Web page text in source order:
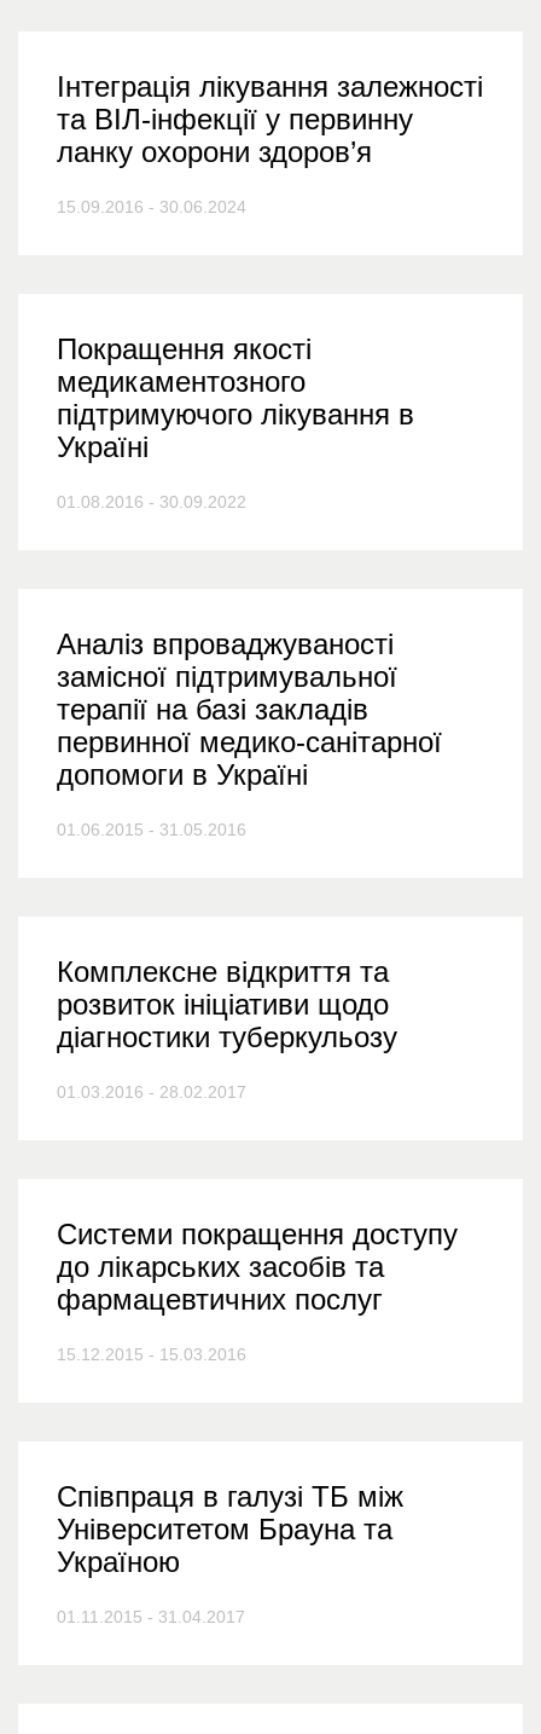
Інтеграція лікування залежності
та ВІЛ-інфекції у первинну
ланку охорони здоров’я
15.09.2016 - 30.06.2024
Покращення якості
медикаментозного
підтримуючого лікування в
Україні
01.08.2016 - 30.09.2022
Аналіз впроваджуваності
замісної підтримувальної
терапії на базі закладів
первинної медико-санітарної
допомоги в Україні
01.06.2015 - 31.05.2016
Комплексне відкриття та
розвиток ініціативи щодо
діагностики туберкульозу
01.03.2016 - 28.02.2017
Системи покращення доступу
до лікарських засобів та
фармацевтичних послуг
15.12.2015 - 15.03.2016
Співпраця в галузі ТБ між
Університетом Брауна та
Україною
01.11.2015 - 31.04.2017